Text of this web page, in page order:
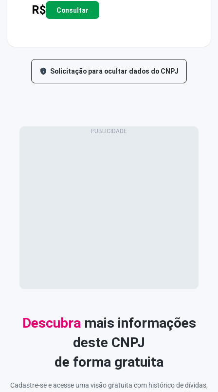
R$ Consultar
Solicitação para ocultar dados do CNPJ
Descubra mais informações
deste CNPJ
de forma gratuita
Cadastre-se e acesse uma visão gratuita com histórico de dívidas,